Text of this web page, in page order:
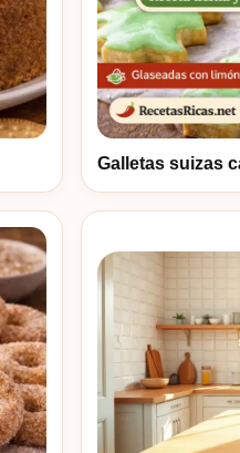
Galletas suizas